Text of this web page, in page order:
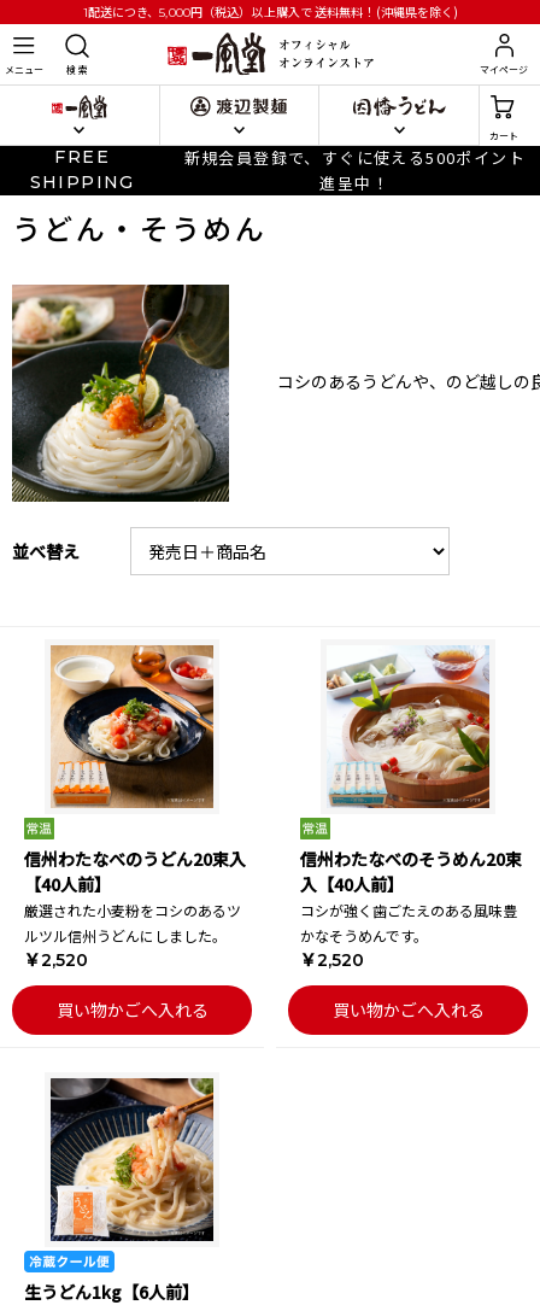
1配送につき、5,000円 （税込）以上購入で送料無料！(沖縄県を除く)
メニュー 検 索 マイページ
カート
FREE
SHIPPING
新規会員登録で、すぐに使える500ポイント
進呈中！
うどん・そうめん
コシのあるうどんや、のど越し
並べ替え
信州わたなべのうどん20束入
【40人前】
厳選された小麦粉をコシのあるツ
ルツル信州うどんにしました。
￥2,520
買い物かごへ入れる
信州わたなべのそうめん20束
入【40人前】
コシが強く歯ごたえのある風味豊
かなそうめんです。
￥2,520
買い物かごへ入れる
生うどん1kg【6人前】